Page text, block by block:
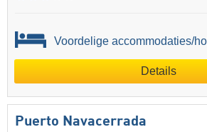
Voordelige accommodaties/
Details
Puerto Navacerrada